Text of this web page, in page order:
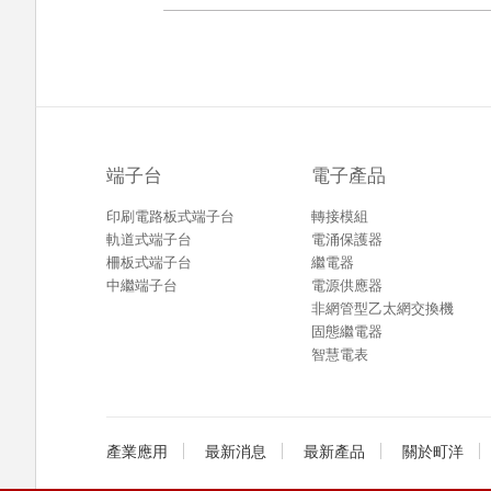
端子台
印刷電路板式端子台
軌道式端子台
柵板式端子台
中繼端子台
電子產品
轉接模組
電涌保護器
繼電器
電源供應器
非網管型乙太網交換機
固態繼電器
智慧電表
產業應用 最新消息 最新產品 關於町洋